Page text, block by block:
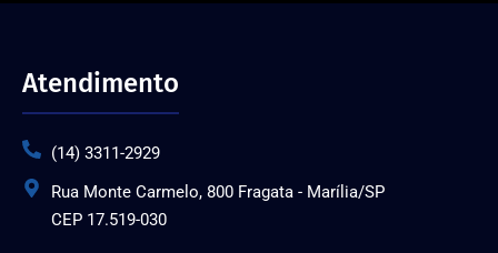
Atendimento
(14) 3311-2929
Rua Monte Carmelo, 800 Fragata - Marília/SP
CEP 17.519-030